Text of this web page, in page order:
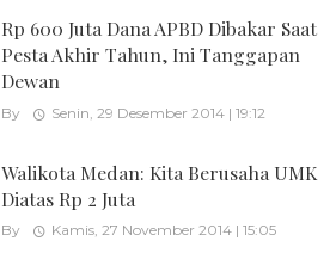
Rp 600 Juta Dana APBD Dibakar Saat
Pesta Akhir Tahun, Ini Tanggapan
Dewan
By Senin, 29 Desember 2014 | 19:12
Walikota Medan: Kita Berusaha UMK
Diatas Rp 2 Juta
By Kamis, 27 November 2014 | 15:05